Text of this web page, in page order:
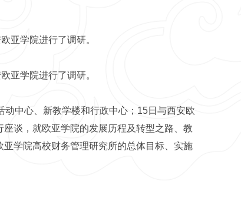
亚学院进行了调研。
亚学院进行了调研。
中心、新教学楼和行政中心；15日与西安欧
谈，就欧亚学院的发展历程及转型之路、教
学院高校财务管理研究所的总体目标、实施